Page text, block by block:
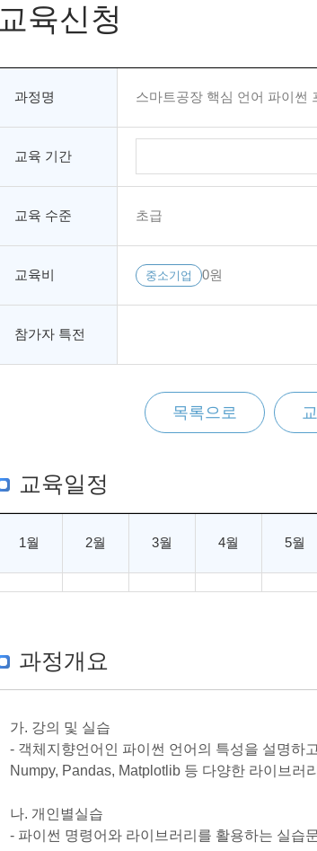
교육신청
과정명 스마트공장 핵심 언어 파이썬
교육 기간
교육 수준 초급
교육비 중소기업 0원
참가자 특전
목록으로
교육일정
1월 2월 3월 4월 5월
과정개요
가. 강의 및 실습
- 객체지향언어인 파이썬 언어의 특성을 설명하
Numpy, Pandas, Matplotlib 등 다양한 라이브러
나. 개인별실습
- 파이썬 명령어와 라이브러리를 활용하는 실습